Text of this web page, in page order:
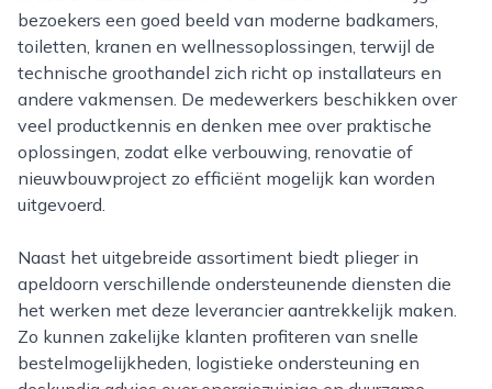
bezoekers een goed beeld van moderne badkamers,
toiletten, kranen en wellnessoplossingen, terwijl de
technische groothandel zich richt op installateurs en
andere vakmensen. De medewerkers beschikken over
veel productkennis en denken mee over praktische
oplossingen, zodat elke verbouwing, renovatie of
nieuwbouwproject zo efficiënt mogelijk kan worden
uitgevoerd.
Naast het uitgebreide assortiment biedt plieger in
apeldoorn verschillende ondersteunende diensten die
het werken met deze leverancier aantrekkelijk maken.
Zo kunnen zakelijke klanten profiteren van snelle
bestelmogelijkheden, logistieke ondersteuning en